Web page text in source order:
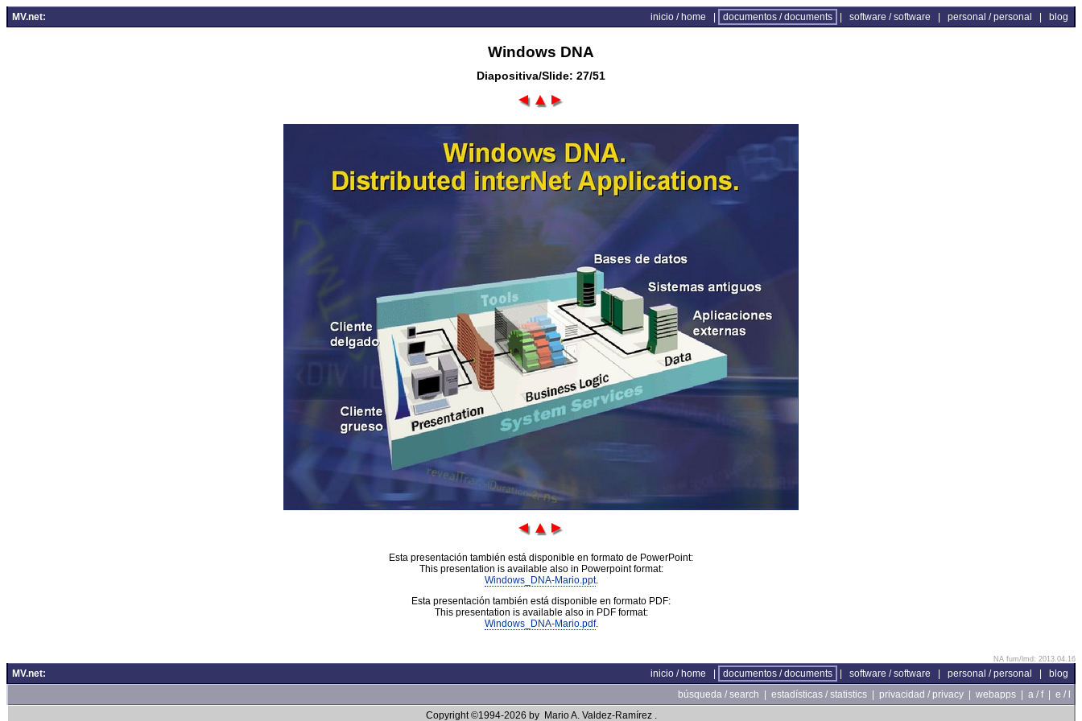
MV.net: inicio / home documentos / documents software / software personal / personal blog
Windows DNA
Diapositiva/Slide: 27/51
Esta presentación también está disponible en formato de PowerPoint:
This presentation is available also in Powerpoint format:
Windows_DNA-Mario.ppt.
Esta presentación también está disponible en formato PDF:
This presentation is available also in PDF format:
Windows_DNA-Mario.pdf.
NA fum/lmd: 2013.04.16
MV.net: inicio / home documentos / documents software / software personal / personal
blog
búsqueda / search
estadísticas / statistics privacidad / privacy webapps a / f
e / l
Copyright ©1994-2026 by Mario A. Valdez-Ramírez .